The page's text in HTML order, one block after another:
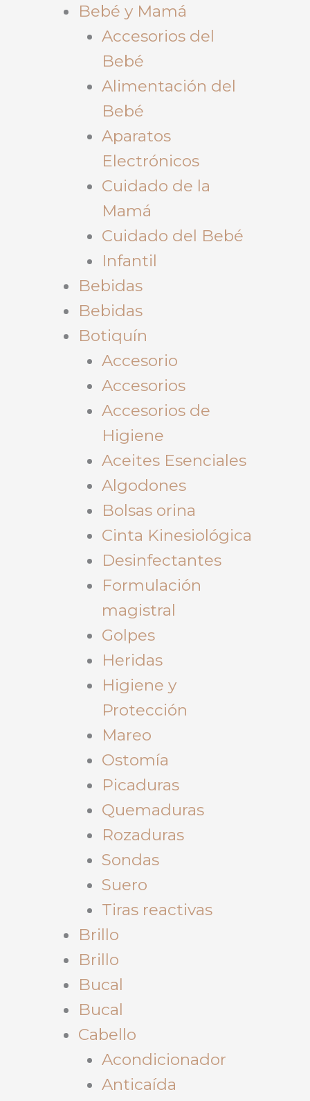
Bebé y Mamá
Accesorios del
Bebé
Alimentación del
Bebé
Aparatos
Electrónicos
Cuidado de la
Mamá
Cuidado del Bebé
Infantil
Bebidas
Bebidas
Botiquín
Accesorio
Accesorios
Accesorios de
Higiene
Aceites Esenciales
Algodones
Bolsas orina
Cinta Kinesiológica
Desinfectantes
Formulación
magistral
Golpes
Heridas
Higiene y
Protección
Mareo
Ostomía
Picaduras
Quemaduras
Rozaduras
Sondas
Suero
Tiras reactivas
Brillo
Brillo
Bucal
Bucal
Cabello
Acondicionador
Anticaída